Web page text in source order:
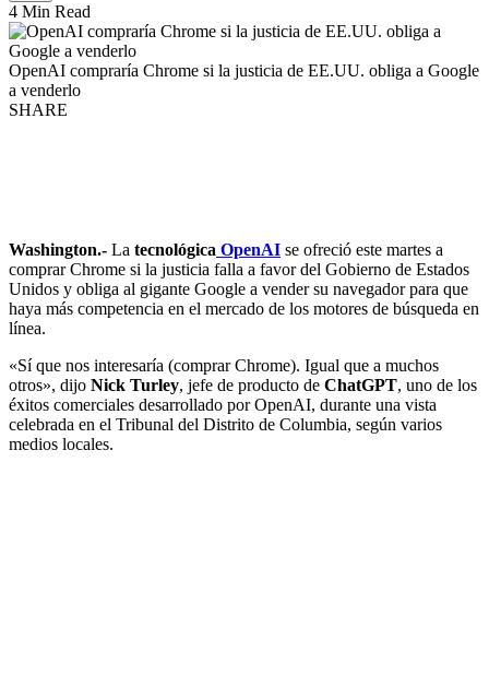
4 Min Read
OpenAI compraría Chrome si la justicia de EE.UU. obliga a Google
a venderlo
SHARE
Washington.- La tecnológica OpenAI se ofreció este martes a
comprar Chrome si la justicia falla a favor del Gobierno de Estados
Unidos y obliga al gigante Google a vender su navegador para que
haya más competencia en el mercado de los motores de búsqueda en
línea.
«Sí que nos interesaría (comprar Chrome). Igual que a muchos
otros», dijo Nick Turley, jefe de producto de ChatGPT, uno de los
éxitos comerciales desarrollado por OpenAI, durante una vista
celebrada en el Tribunal del Distrito de Columbia, según varios
medios locales.